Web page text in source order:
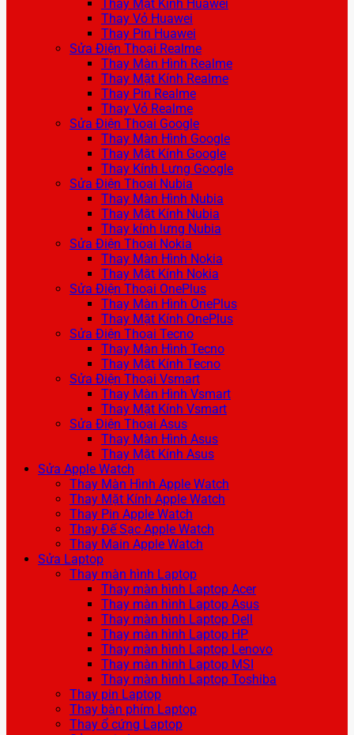
Thay Mặt Kính Huawei
Thay Vỏ Huawei
Thay Pin Huawei
Sửa Điện Thoại Realme
Thay Màn Hình Realme
Thay Mặt Kính Realme
Thay Pin Realme
Thay Vỏ Realme
Sửa Điện Thoại Google
Thay Màn Hình Google
Thay Mặt Kính Google
Thay Kính Lưng Google
Sửa Điện Thoại Nubia
Thay Màn Hình Nubia
Thay Mặt Kính Nubia
Thay kính lưng Nubia
Sửa Điện Thoại Nokia
Thay Màn Hình Nokia
Thay Mặt Kính Nokia
Sửa Điện Thoại OnePlus
Thay Màn Hình OnePlus
Thay Mặt Kính OnePlus
Sửa Điện Thoại Tecno
Thay Màn Hình Tecno
Thay Mặt Kính Tecno
Sửa Điện Thoại Vsmart
Thay Màn Hình Vsmart
Thay Mặt Kính Vsmart
Sửa Điện Thoại Asus
Thay Màn Hình Asus
Thay Mặt Kính Asus
Sửa Apple Watch
Thay Màn Hình Apple Watch
Thay Mặt Kính Apple Watch
Thay Pin Apple Watch
Thay Đế Sạc Apple Watch
Thay Main Apple Watch
Sửa Laptop
Thay màn hình Laptop
Thay màn hình Laptop Acer
Thay màn hình Laptop Asus
Thay màn hình Laptop Dell
Thay màn hình Laptop HP
Thay màn hình Laptop Lenovo
Thay màn hình Laptop MSI
Thay màn hình Laptop Toshiba
Thay pin Laptop
Thay bàn phím Laptop
Thay ổ cứng Laptop